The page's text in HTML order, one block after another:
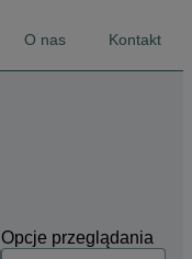
O nas Kontakt
Opcje przeglądania